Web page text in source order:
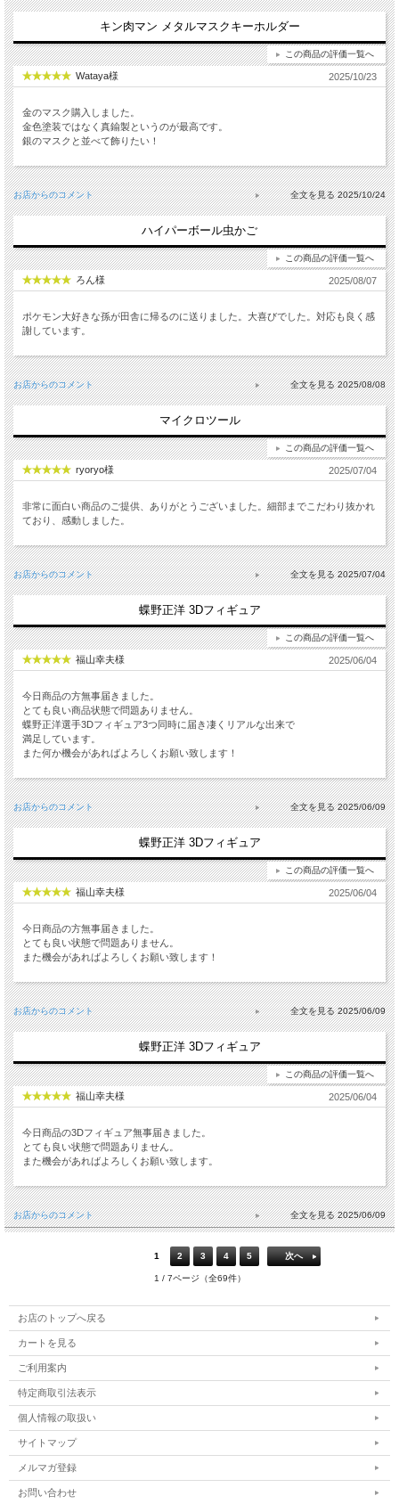
キン肉マン メタルマスクキーホルダー
この商品の評価一覧へ
Wataya様 2025/10/23
金のマスク購入しました。
金色塗装ではなく真鍮製というのが最高です。
銀のマスクと並べて飾りたい！
お店からのコメント 2025/10/24
ハイパーボール虫かご
この商品の評価一覧へ
ろん様 2025/08/07
ポケモン大好きな孫が田舎に帰るのに送りました。大喜びでした。対応も良く感
謝しています。
お店からのコメント 2025/08/08
マイクロツール
この商品の評価一覧へ
ryoryo様 2025/07/04
非常に面白い商品のご提供、ありがとうございました。細部までこだわり抜かれ
ており、感動しました。
お店からのコメント 2025/07/04
蝶野正洋 3Dフィギュア
この商品の評価一覧へ
福山幸夫様 2025/06/04
今日商品の方無事届きました。
とても良い商品状態で問題ありません。
蝶野正洋選手3Dフィギュア3つ同時に届き凄くリアルな出来で
満足しています。
また何か機会があればよろしくお願い致します！
お店からのコメント 2025/06/09
蝶野正洋 3Dフィギュア
この商品の評価一覧へ
福山幸夫様 2025/06/04
今日商品の方無事届きました。
とても良い状態で問題ありません。
また機会があればよろしくお願い致します！
お店からのコメント 2025/06/09
蝶野正洋 3Dフィギュア
この商品の評価一覧へ
福山幸夫様 2025/06/04
今日商品の3Dフィギュア無事届きました。
とても良い状態で問題ありません。
また機会があればよろしくお願い致します。
お店からのコメント 2025/06/09
1 2 3 4 5 次へ
1 / 7ページ（全69件）
お店のトップへ戻る
カートを見る
ご利用案内
特定商取引法表示
個人情報の取扱い
サイトマップ
メルマガ登録
お問い合わせ